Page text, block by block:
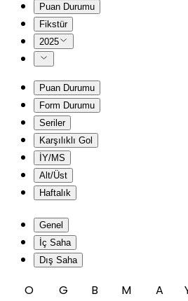
Puan Durumu
Fikstür
2025
Puan Durumu
Form Durumu
Seriler
Karşılıklı Gol
İY/MS
Alt/Üst
Haftalık
Genel
İç Saha
Dış Saha
O G B M A